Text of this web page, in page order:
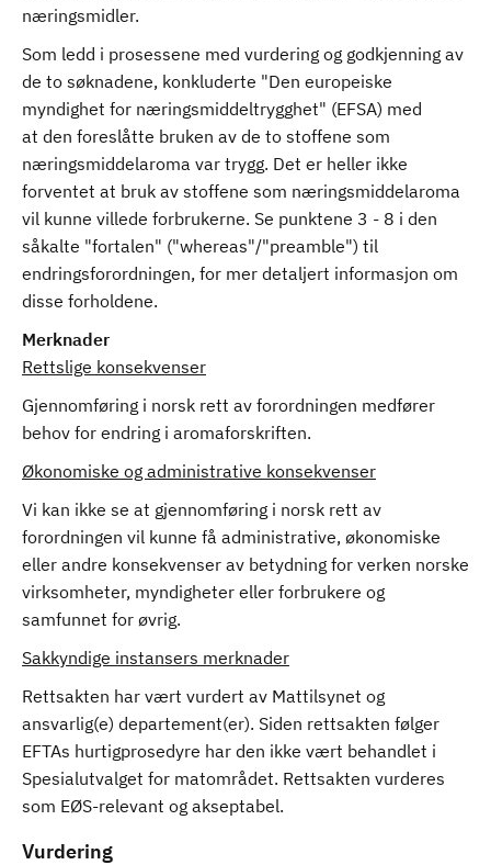
næringsmidler.
Som ledd i prosessene med vurdering og godkjenning av
de to søknadene, konkluderte "Den europeiske
myndighet for næringsmiddeltrygghet" (EFSA) med
at den foreslåtte bruken av de to stoffene som
næringsmiddelaroma var trygg. Det er heller ikke
forventet at bruk av stoffene som næringsmiddelaroma
vil kunne villede forbrukerne. Se punktene 3 - 8 i den
såkalte "fortalen" ("whereas"/"preamble") til
endringsforordningen, for mer detaljert informasjon om
disse forholdene.
Merknader
Rettslige konsekvenser
Gjennomføring i norsk rett av forordningen medfører
behov for endring i aromaforskriften.
Økonomiske og administrative konsekvenser
Vi kan ikke se at gjennomføring i norsk rett av
forordningen vil kunne få administrative, økonomiske
eller andre konsekvenser av betydning for verken norske
virksomheter, myndigheter eller forbrukere og
samfunnet for øvrig.
Sakkyndige instansers merknader
Rettsakten har vært vurdert av Mattilsynet og
ansvarlig(e) departement(er). Siden rettsakten følger
EFTAs hurtigprosedyre har den ikke vært behandlet i
Spesialutvalget for matområdet. Rettsakten vurderes
som EØS-relevant og akseptabel.
Vurdering